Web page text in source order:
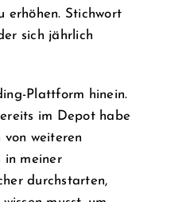
erhöhen. Stichwort
sich jährlich
Plattform hinein.
im Depot habe
weiteren
in meiner
durchstarten,